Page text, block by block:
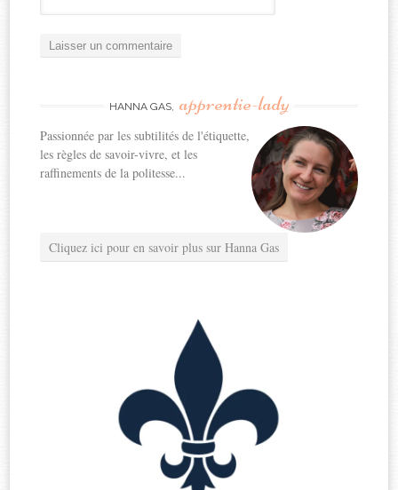
HANNA GAS, apprentie-lady
Passionnée par les subtilités de l'étiquette,
les règles de savoir-vivre, et les
raffinements de la politesse...
Cliquez ici pour en savoir plus sur Hanna Gas